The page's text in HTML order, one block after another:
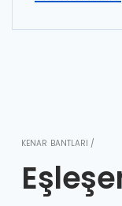
KENAR BANTLARI /